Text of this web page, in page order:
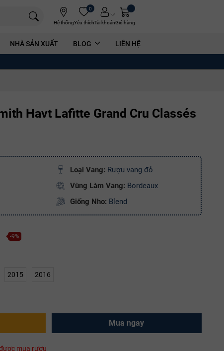
Hệ thống
0
Yêu thíchTài khoảnGiỏ hàng
NHÀ SẢN XUẤT BLOG LIÊN HỆ
Havt Lafitte Grand Cru Classés
Loại Vang: Rượu vang đỏ
Vùng Làm Vang: Bordeaux
Giống Nho: Blend
-9%
2015 2016
Mua ngay
mua rượu